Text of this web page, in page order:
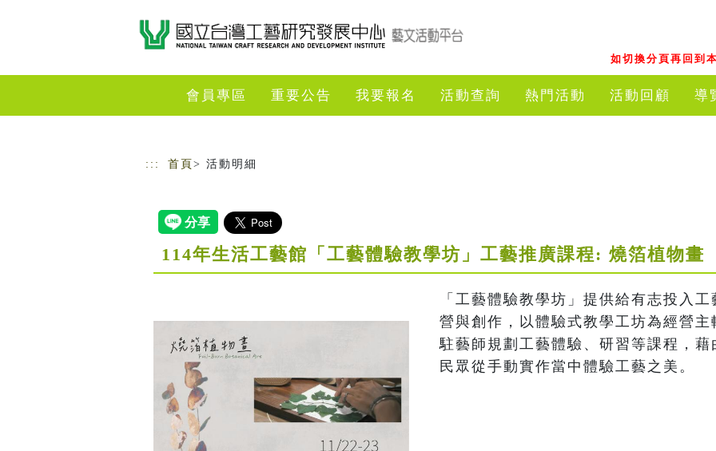
如切換分頁再回到
會員專區 重要公告 我要報名 活動查詢 熱門活動 活動回顧 導
::: 首頁 > 活動明細
114年生活工藝館「工藝體驗教學坊」工藝推廣課程: 燒箔植物畫
「工藝體驗教學坊」提供給有志投入
營與創作，以體驗式教學工坊為經營
駐藝師規劃工藝體驗、研習等課程，
民眾從手動實作當中體驗工藝之美。